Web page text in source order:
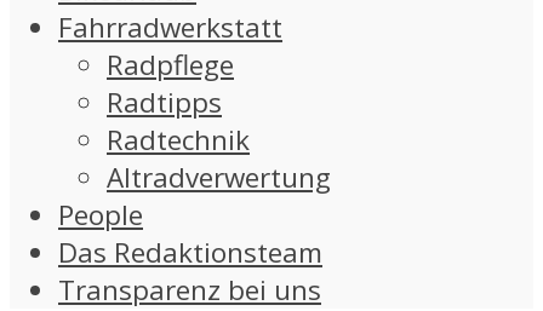
Fahrradwerkstatt
Radpflege
Radtipps
Radtechnik
Altradverwertung
People
Das Redaktionsteam
Transparenz bei uns